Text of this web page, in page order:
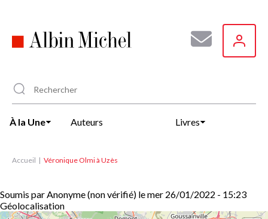
principal
À la Une Auteurs Livres
Accueil Véronique Olmi à Uzès
Soumis parAnonyme (non vérifié) lemer 26/01/2022 - 15:23
Géolocalisation